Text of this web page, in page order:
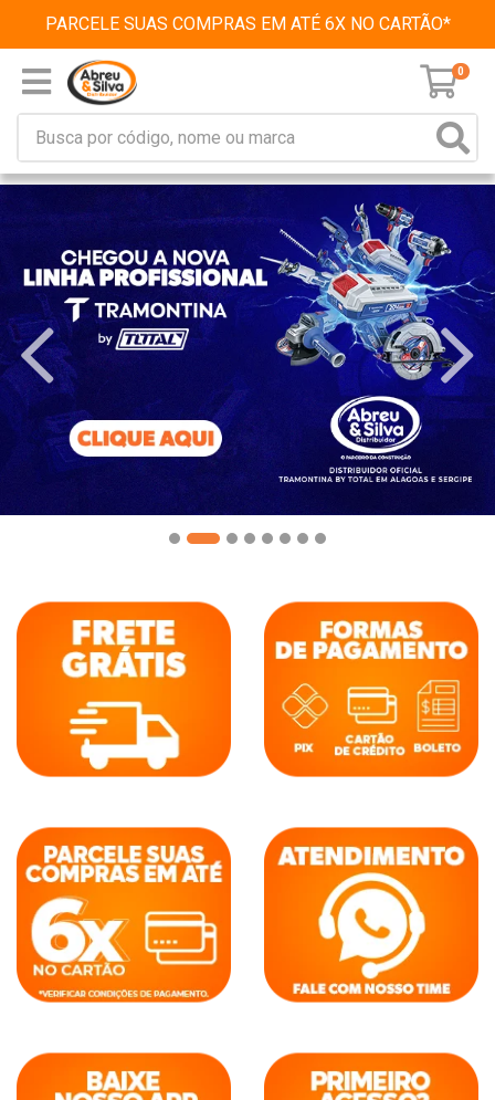
PARCELE SUAS COMPRAS EM ATÉ 6X NO CARTÃO*
0